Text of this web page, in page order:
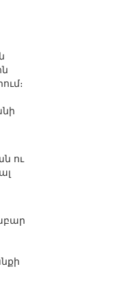
ու